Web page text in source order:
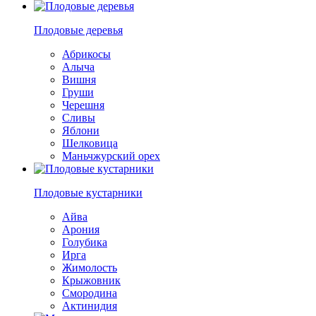
Плодовые деревья
Абрикосы
Алыча
Вишня
Груши
Черешня
Сливы
Яблони
Шелковица
Маньчжурский орех
Плодовые кустарники
Айва
Арония
Голубика
Ирга
Жимолость
Крыжовник
Смородина
Актинидия